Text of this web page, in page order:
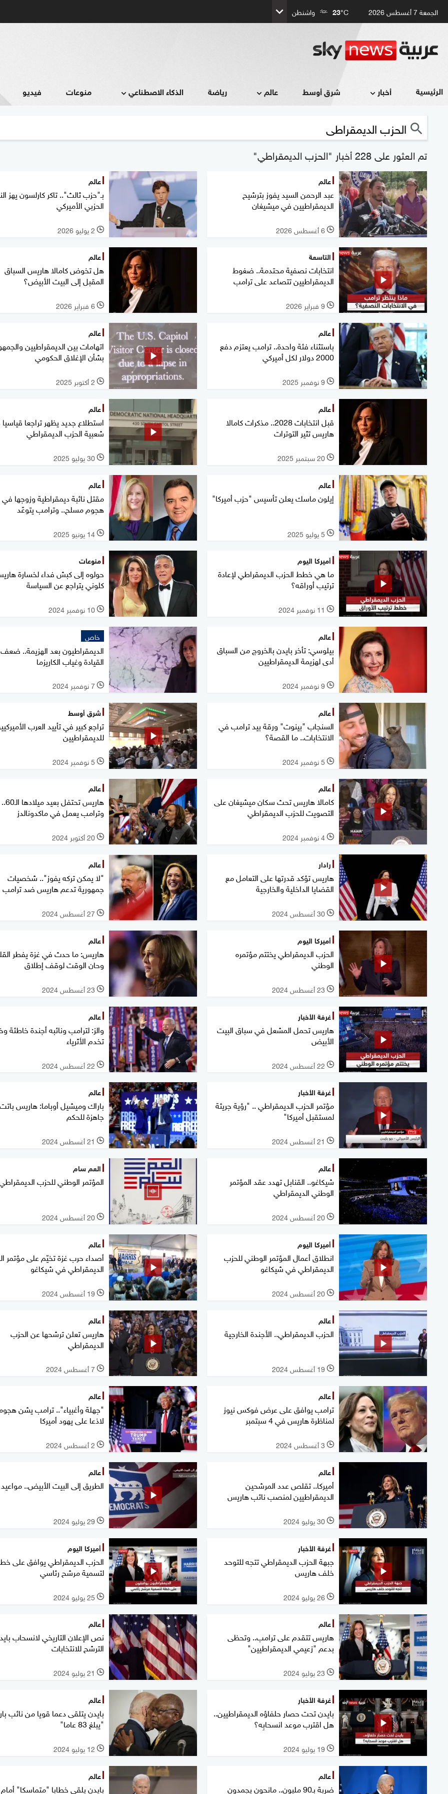
الجمعة 7 أغسطس 2026 23°C واشنطن
الرئيسية أخبار شرق أوسط عالم رياضة الذكاء الاصطناعي منوعات فيديو
تم العثور على 228 أخبار "الحزب الديمقراطي"
عالم
عبد الرحمن السيد يفوز بترشيح
الديمقراطيين في ميشيغان
l 6 أغسطس 2026
عالم
بـ"حزب ثالث".. تاكر كارلسون يهز
الحزبي الأميركي
l 2 يوليو 2026
التاسعة
انتخابات نصفية محتدمة.. ضغوط
الديمقراطيين تتصاعد على ترامب
l 9 فبراير 2026
عالم
هل تخوض كامالا هاريس السباق
المقبل إلى البيت الأبيض؟
l 6 فبراير 2026
عالم
باستثناء فئة واحدة.. ترامب يعتزم دفع
2000 دولار لكل أميركي
l 9 نوفمبر 2025
عالم
اتهامات بين الديمقراطيين
بشأن الإغلاق الحكومي
l 2 أكتوبر 2025
عالم
قبل انتخابات 2028.. مذكرات كامالا
هاريس تثير التوترات
l 20 سبتمبر 2025
عالم
استطلاع جديد يظهر تراجعا
شعبية الحزب الديمقراطي
l 30 يوليو 2025
عالم
إيلون ماسك يعلن تأسيس "حزب أميركا"
l 5 يوليو 2025
عالم
مقتل نائبة ديمقراطية وزوجها في
هجوم مسلح.. وترامب يتوعّد
l 14 يونيو 2025
أميركا اليوم
ما هي خطط الحزب الديمقراطي لإعادة
ترتيب أوراقه؟
l 11 نوفمبر 2024
منوعات
حولوه إلى كبش فداء لخسارة
كلوني يتراجع عن السياسة
l 10 نوفمبر 2024
عالم
بيلوسي: تأخر بايدن بالخروج من السباق
أدى لهزيمة الديمقراطيين
l 9 نوفمبر 2024
خاص
الديمقراطيون بعد الهزيمة.. ضعف
القيادة وغياب الكاريزما
l 7 نوفمبر 2024
عالم
السنجاب "بينوت" ورقة بيد ترامب في
الانتخابات.. ما القصة؟
l 5 نوفمبر 2024
شرق أوسط
تراجع كبير في تأييد العرب
للديمقراطيين
l 5 نوفمبر 2024
عالم
كامالا هاريس تحث سكان ميشيغان على
التصويت للحزب الديمقراطي
l 4 نوفمبر 2024
عالم
هاريس تحتفل بعيد ميلادها الـ60..
وترامب يعمل في ماكدونالدز
l 20 أكتوبر 2024
رادار
هاريس تؤكد قدرتها على التعامل مع
القضايا الداخلية والخارجية
l 30 أغسطس 2024
عالم
"لا يمكن تركه يفوز".. شخصيات
جمهورية تدعم هاريس ضد ترامب
l 27 أغسطس 2024
أميركا اليوم
الحزب الديمقراطي يختتم مؤتمره
الوطني
l 23 أغسطس 2024
عالم
هاريس: ما حدث في غزة يفطر
وحان الوقت لوقف إطلاق
l 23 أغسطس 2024
غرفة الأخبار
هاريس تحمل المشعل في سباق البيت
الأبيض
l 22 أغسطس 2024
عالم
والز: لترامب ونائبه أجندة خاطئة
تخدم الأثرياء
l 22 أغسطس 2024
غرفة الأخبار
مؤتمر الحزب الديمقراطي .. "رؤية جريئة
لمستقبل أميركا"
l 21 أغسطس 2024
عالم
باراك وميشيل أوباما: هاريس باتت
جاهزة للحكم
l 21 أغسطس 2024
عالم
شيكاغو.. القنابل تهدد عقد المؤتمر
الوطني الديمقراطي
l 20 أغسطس 2024
العم سام
المؤتمر الوطني للحزب
l 20 أغسطس 2024
أميركا اليوم
انطلاق أعمال المؤتمر الوطني للحزب
الديمقراطي في شيكاغو
l 20 أغسطس 2024
عالم
أصداء حرب غزة تخيّم على مؤتمر
الديمقراطي في شيكاغو
l 19 أغسطس 2024
عالم
الحزب الديمقراطي.. الأجندة الخارجية
l 19 أغسطس 2024
عالم
هاريس تعلن ترشحها عن الحزب
الديمقراطي
l 7 أغسطس 2024
عالم
ترامب يوافق على عرض فوكس نيوز
لمناظرة هاريس في 4 سبتمبر
l 3 أغسطس 2024
عالم
"جهلة وأغبياء".. ترامب يشن
لاذعا على يهود أميركا
l 2 أغسطس 2024
عالم
أميركا.. تقلص عدد المرشحين
الديمقراطيين لمنصب نائب هاريس
l 30 يوليو 2024
عالم
الطريق إلى البيت الأبيض.. مواعيد
l 29 يوليو 2024
غرفة الأخبار
جبهة الحزب الديمقراطي تتجه للتوحد
خلف هاريس
l 26 يوليو 2024
أميركا اليوم
الحزب الديمقراطي يوافق على
لتسمية مرشح رئاسي
l 25 يوليو 2024
عالم
هاريس تتقدم على ترامب.. وتحظى
بدعم "زعيمي الديمقراطيين"
l 23 يوليو 2024
عالم
نص الإعلان التاريخي لانسحاب
الترشح للانتخابات
l 21 يوليو 2024
غرفة الأخبار
بايدن تحت حصار حلفاؤه الديمقراطيين..
هل اقترب موعد انسحابِه؟
l 19 يوليو 2024
عالم
بايدن يتلقى دعما قويا من نائب
"يبلغ 83 عاما"
l 12 يوليو 2024
عالم
ضربة بـ90 مليون.. مانحون يجمدون
عالم
بايدن يلقي خطابا "متماسكا" أمام